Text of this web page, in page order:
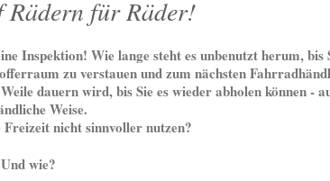
für Räder!
Inspektion! Wie lange steht es unbenutzt herum, bis
zu verstauen und zum nächsten
dauern wird, bis Sie es wieder abholen können -
Weise.
nicht sinnvoller nutzen?
Und wie?